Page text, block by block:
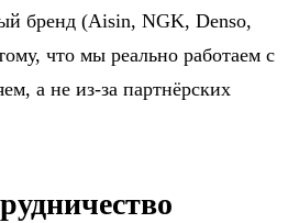
бренд (Aisin, NGK, Denso,
что мы реально работаем с
а не из-за партнёрских